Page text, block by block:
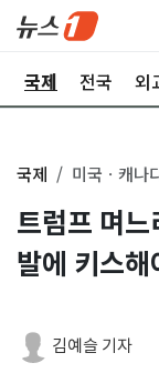
국제 전국 외
국제 미국ㆍ캐나
트럼프 며
발에 키스
김예슬 기자